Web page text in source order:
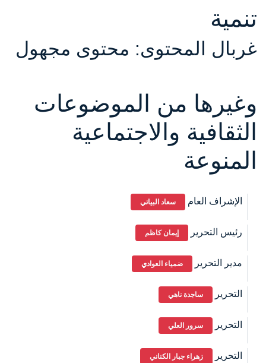
تنمية
غربال المحتوى: محتوى مجهول
وغيرها من الموضوعات
الثقافية والاجتماعية
المنوعة
الإشراف العام سعاد البياتي
رئيس التحرير إيمان كاظم
مدير التحرير ضمياء العوادي
التحرير ساجدة ناهي
التحرير سرور العلي
التحرير زهراء جبار الكناني